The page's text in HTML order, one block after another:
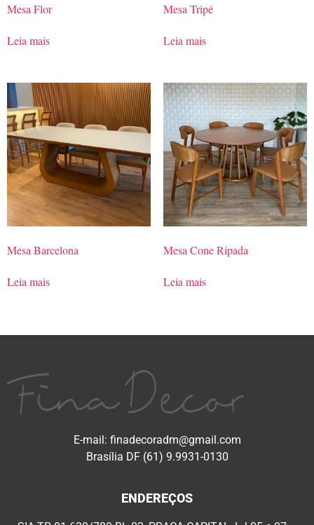
Mesa Flor
Leia mais
Mesa Tripé
Leia mais
Mesa Barcelona
Leia mais
Mesa Cone Ripada
Leia mais
E-mail: finadecoradm@gmail.com
Brasília DF (61) 9.9931-0130
ENDEREÇOS